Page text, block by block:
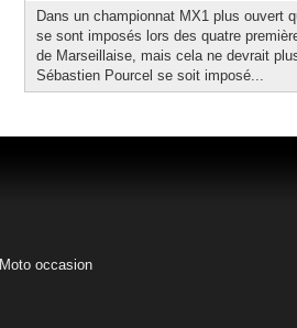
Dans un championnat MX1 plus ouvert
se sont imposés lors des quatre
de Marseillaise, mais cela ne devrait
Sébastien Pourcel se soit imposé...
Moto occasion